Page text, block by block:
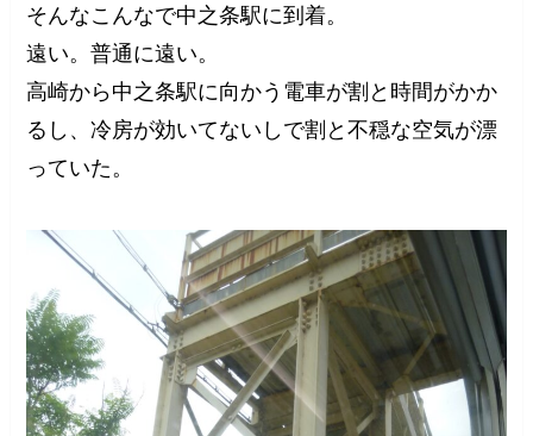
そんなこんなで中之条駅に到着。
遠い。普通に遠い。
高崎から中之条駅に向かう電車が割と時間がかか
るし、冷房が効いてないしで割と不穏な空気が漂
っていた。